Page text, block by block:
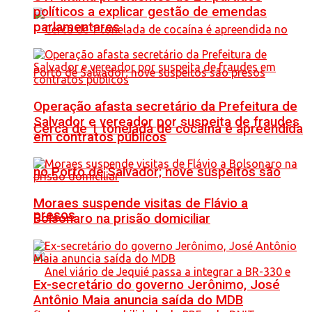
Cerca de 1 tonelada de cocaína é apreendida
no Porto de Salvador; nove suspeitos são
presos
políticos a explicar gestão de emendas
parlamentares
Operação afasta secretário da Prefeitura de
Salvador e vereador por suspeita de fraudes
em contratos públicos
Moraes suspende visitas de Flávio a
Bolsonaro na prisão domiciliar
Ex-secretário do governo Jerônimo, José
Antônio Maia anuncia saída do MDB